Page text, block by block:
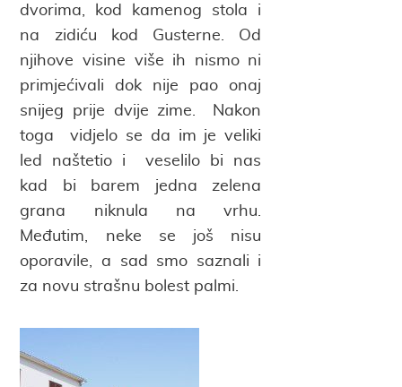
dvorima, kod kamenog stola i
na zidiću kod Gusterne. Od
njihove visine više ih nismo ni
primjećivali dok nije pao onaj
snijeg prije dvije zime. Nakon
toga vidjelo se da im je veliki
led naštetio i veselilo bi nas
kad bi barem jedna zelena
grana niknula na vrhu.
Međutim, neke se još nisu
oporavile, a sad smo saznali i
za novu strašnu bolest palmi.